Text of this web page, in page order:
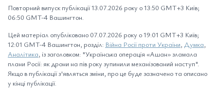
Повторний випуск публікації 13.07.2026 року о 13:50 GMT+3 Київ;
06:50 GMT-4 Вашингтон.
Цей матеріал опубліковано 07.07.2026 року о 19:01 GMT+3 Київ;
12:01 GMT-4 Вашингтон, розділ: Війна Росії проти України, Думка,
Аналітика, із заголовком: "Українська операція «Ашан» зламала
плани Росії: як дрони на пів року зупинили механізований наступ".
Якщо в публікації з'являться зміни, про це буде зазначено та описано
у кінці публікації.